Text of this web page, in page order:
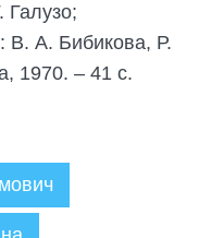
Галузо;
В. А. Бибикова, Р.
1970. – 41 с.